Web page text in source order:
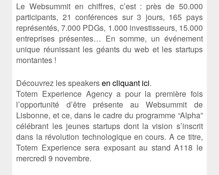
Le Websummit en chiffres, c’est : près de 50.000
participants, 21 conférences sur 3 jours, 165 pays
représentés, 7.000 PDGs, 1.000 investisseurs, 15.000
entreprises présentes… En somme, un événement
unique réunissant les géants du web et les startups
montantes !
Découvrez les speakersen cliquant ici.
Totem Experience Agency a pour la première fois
l’opportunité d’être présente au Websummit de
Lisbonne, et ce, dans le cadre du programme “Alpha”
célébrant les jeunes startups dont la vision s’inscrit
dans la révolution technologique en cours. A ce titre,
Totem Experience sera exposant au stand A118 le
mercredi 9 novembre.